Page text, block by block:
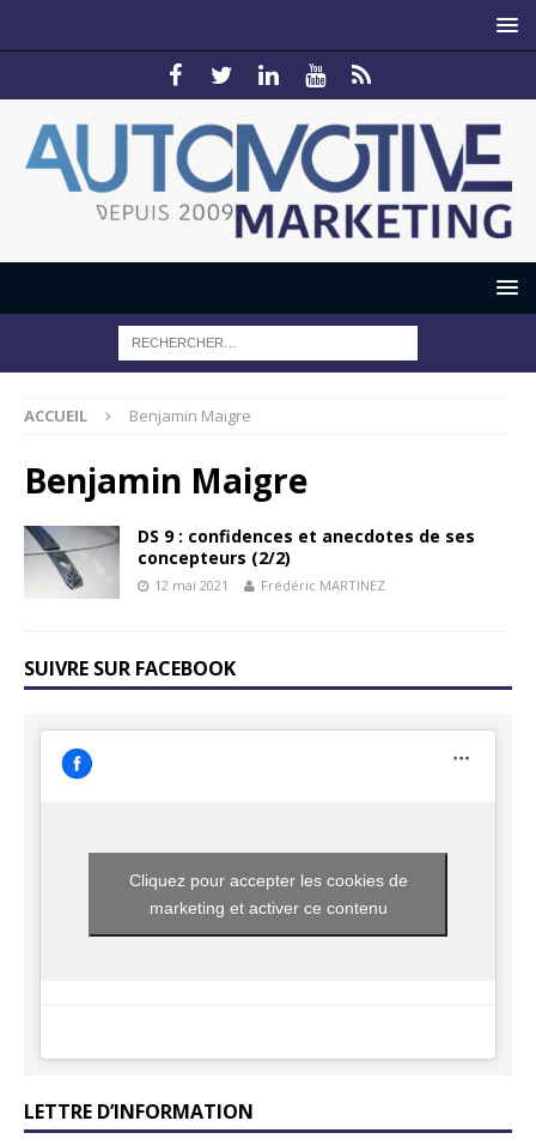
ACCUEIL Benjamin Maigre
Benjamin Maigre
DS 9 : confidences et anecdotes de ses
concepteurs (2/2)
12 mai 2021 Frédéric MARTINEZ
SUIVRE SUR FACEBOOK
Cliquez pour accepter les cookies de
marketing et activer ce contenu
LETTRE D’INFORMATION